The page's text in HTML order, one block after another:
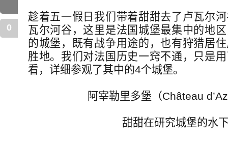
0
趁着五一假日我们带着甜甜去了卢瓦尔
瓦尔河谷，这里是法国城堡最集中的地
的城堡，既有战争用途的，也有狩猎居
胜地。我们对法国历史一窍不通，只是
看，详细参观了其中的4个城堡。
阿宰勒里多堡（Château
甜甜在研究城堡的水